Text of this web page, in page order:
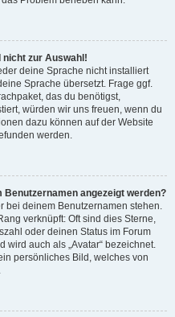
nicht zur Auswahl!
deine Sprache nicht installiert
Sprache übersetzt. Frage ggf.
das du benötigst,
würden wir uns freuen, wenn du
dazu können auf der Website
werden.
Benutzernamen angezeigt werden?
bei deinem Benutzernamen stehen.
verknüpft: Oft sind dies Sterne,
oder deinen Status im Forum
wird auch als „Avatar“ bezeichnet.
persönliches Bild, welches von